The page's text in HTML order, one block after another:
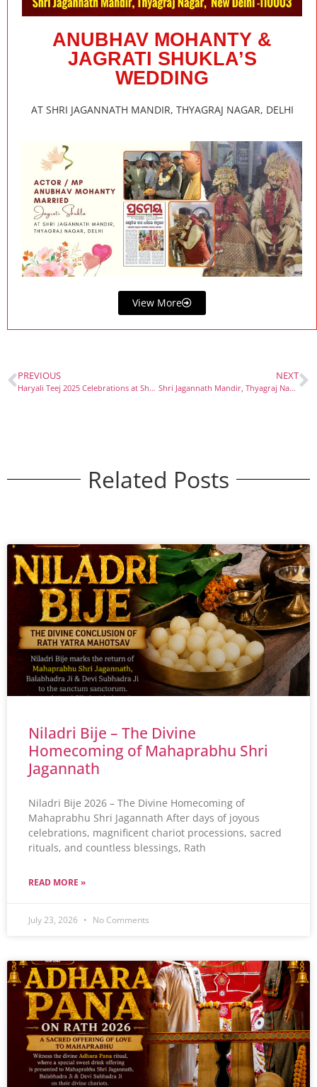
ANUBHAV MOHANTY &
JAGRATI SHUKLA’S
WEDDING
AT SHRI JAGANNATH MANDIR, THYAGRAJ NAGAR, DELHI
View More
PREVIOUS
Haryali Teej 2025 Celebrations at Shri Jagannath Mandir, Delhi
NEXT
Shri Jagannath Mandir, Thyagraj Nagar – A Spiritual Gem in the Heart of Delhi
Related Posts
Niladri Bije – The Divine
Homecoming of Mahaprabhu Shri
Jagannath
Niladri Bije 2026 – The Divine Homecoming of
Mahaprabhu Shri Jagannath After days of joyous
celebrations, magnificent chariot processions, sacred
rituals, and countless blessings, Rath
READ MORE »
July 23, 2026 No Comments